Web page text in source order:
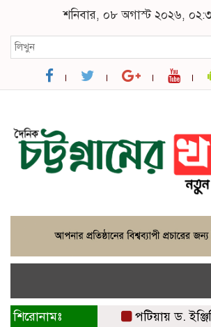
শনিবার, ০৮ অগাস্ট ২০২৬,
শিরোনামঃ পটিয়ায় ড.